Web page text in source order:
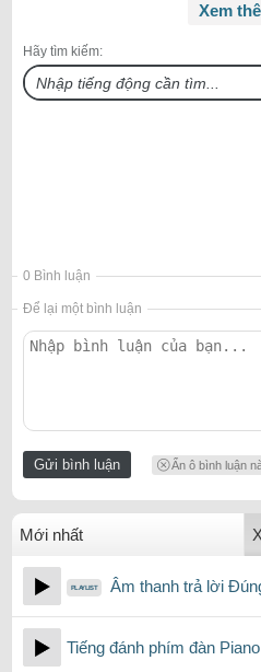
Xem
Hãy tìm kiếm:
0 Bình luận
Để lại một bình luận
Ẩn ô bình luận
Mới nhất
Âm thanh trả lời
Tiếng đánh phím đàn